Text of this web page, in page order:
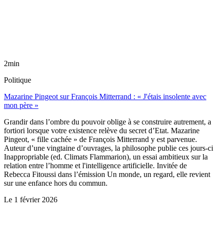
2min
Politique
Mazarine Pingeot sur François Mitterrand : « J'étais insolente avec
mon père »
Grandir dans l’ombre du pouvoir oblige à se construire autrement, a
fortiori lorsque votre existence relève du secret d’Etat. Mazarine
Pingeot, « fille cachée » de François Mitterrand y est parvenue.
Auteur d’une vingtaine d’ouvrages, la philosophe publie ces jours-ci
Inappropriable (ed. Climats Flammarion), un essai ambitieux sur la
relation entre l’homme et l'intelligence artificielle. Invitée de
Rebecca Fitoussi dans l’émission Un monde, un regard, elle revient
sur une enfance hors du commun.
Le 1 février 2026